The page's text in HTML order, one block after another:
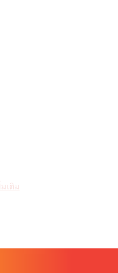
เติม